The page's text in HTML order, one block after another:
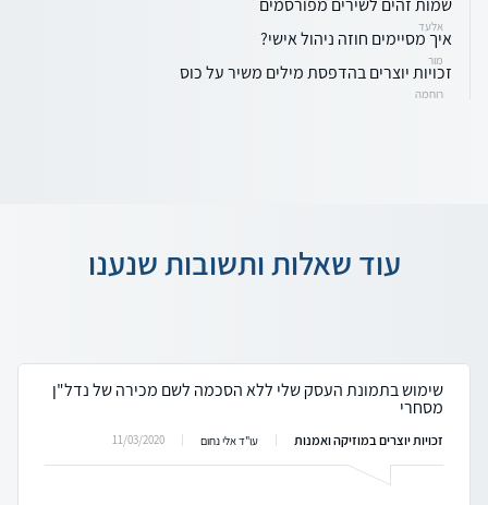
שמות זהים לשירים מפורסמים
אלעד
איך מסיימים חוזה ניהול אישי?
מור
זכויות יוצרים בהדפסת מילים משיר על כוס
רוחמה
עוד שאלות ותשובות שנענו
שימוש בתמונת העסק שלי ללא הסכמה לשם מכירה של נדל"ן
מסחרי
זכויות יוצרים במוזיקה ואמנות עו"ד אלי נחום 11/03/2020